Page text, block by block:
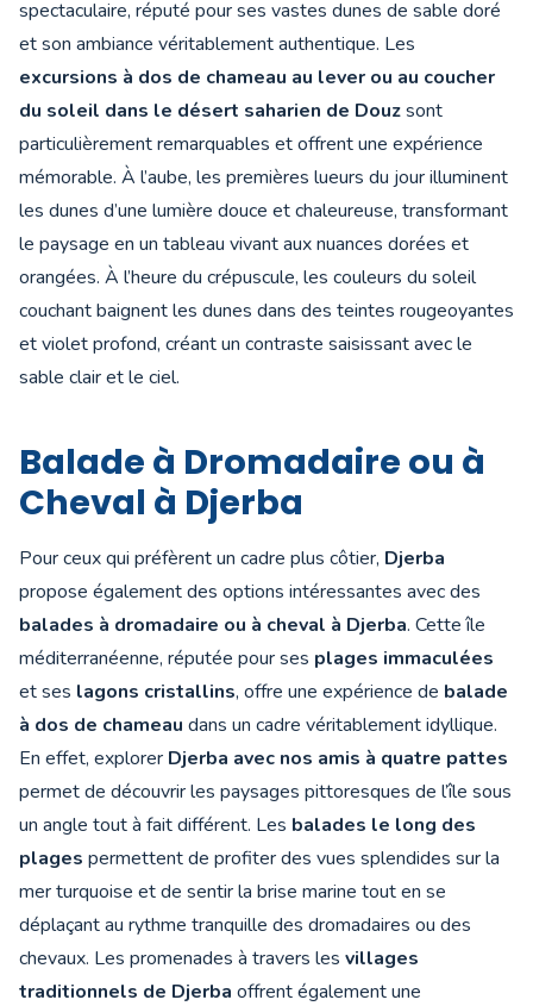
spectaculaire, réputé pour ses vastes dunes de sable doré
et son ambiance véritablement authentique. Les
excursions à dos de chameau au lever ou au coucher
du soleil dans le désert saharien de Douzsont
particulièrement remarquables et offrent une expérience
mémorable. À l’aube, les premières lueurs du jour illuminent
les dunes d’une lumière douce et chaleureuse, transformant
le paysage en un tableau vivant aux nuances dorées et
orangées. À l’heure du crépuscule, les couleurs du soleil
couchant baignent les dunes dans des teintes rougeoyantes
et violet profond, créant un contraste saisissant avec le
sable clair et le ciel.
Balade à Dromadaire ou à
Cheval à Djerba
Pour ceux qui préfèrent un cadre plus côtier, Djerba
propose également des options intéressantes avec des
balades à dromadaire ou à cheval à Djerba. Cette île
méditerranéenne, réputée pour ses plages immaculées
et ses lagons cristallins, offre une expérience de balade
à dos de chameau dans un cadre véritablement idyllique.
En effet, explorer Djerba avec nos amis à quatre pattes
permet de découvrir les paysages pittoresques de l’île sous
un angle tout à fait différent. Les balades le long des
plages permettent de profiter des vues splendides sur la
mer turquoise et de sentir la brise marine tout en se
déplaçant au rythme tranquille des dromadaires ou des
chevaux. Les promenades à travers les villages
traditionnels de Djerba offrent également une